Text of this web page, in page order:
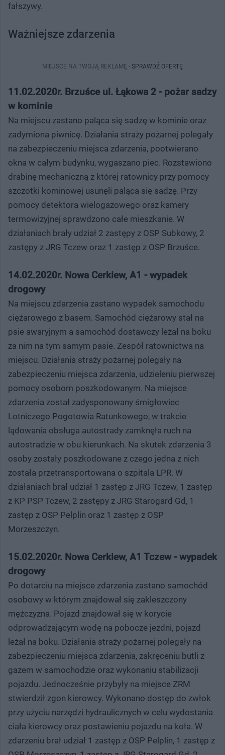
fałszywy.
Ważniejsze zdarzenia
MIEJSCE NA TWOJĄ REKLAMĘ - SPRAWDŹ OFERTĘ
11.02.2020r. Brzuśce ul. Łąkowa 2 - pożar sadzy
w kominie
Na miejscu zastano paląca się sadzę w kominie oraz
zadymiona piwnicę. Działania straży pożarnej polegały
na zabezpieczeniu miejsca zdarzenia, pootwierano
okna w całym budynku, wygaszano piec. Rozstawiono
drabinę mechaniczną z której ratownicy przy pomocy
szczotki kominowej usunęli paląca się sadzę. Przy
pomocy detektora wielogazowego oraz kamery
termowizyjnej sprawdzono całe mieszkanie. W
działaniach brały udział 2 zastępy z OSP Subkowy, 2
zastępy z JRG Tczew oraz 1 zastęp z OSP Brzuśce.
14.02.2020r. Nowa Cerkiew, A1 - wypadek
drogowy
Na miejscu zdarzenia zastano wypadek samochodu
ciężarowego z basem. Samochód ciężarowy stał na
psie awaryjnym a samochód dostawczy leżał na boku
za nim na tym samym pasie. Zespół ratownictwa na
miejscu. Działania straży pożarnej polegały na
zabezpieczeniu miejsca zdarzenia, udzieleniu pierwszej
pomocy osobom poszkodowanym. Na miejsce
zdarzenia został zadysponowany śmigłowiec
Lotniczego Pogotowia Ratunkowego, w trakcie
lądowania obsługa autostrady zamknęła ruch na
autostradzie w obu kierunkach. Na skutek zdarzenia 3
osoby zostały poszkodowane z czego jedna z nich
została przetransportowana o szpitala LPR. W
działaniach brał udział 1 zastęp z JRG Tczew, 1 zastęp
z KP PSP Tczew, 2 zastępy z JRG Starogard Gd, 1
zastęp z OSP Pelplin oraz 1 zastęp z OSP
Morzeszczyn.
15.02.2020r. Nowa Cerkiew, A1 Tczew - wypadek
drogowy
Po dotarciu na miejsce zdarzenia zastano samochód
osobowy w którym znajdował się zakleszczony
mężczyzna. Pojazd znajdował się w korycie
odprowadzającym wodę na pobocze jezdni, pojazd
leżał na boku. Działania straży pożarnej polegały na
zabezpieczeniu miejsca zdarzenia, zakręceniu butli z
gazem w samochodzie oraz wykonaniu stabilizacji
pojazdu. Jednocześnie przybyły na miejsce ZRM
stwierdził zgon kierowcy. Wykonano dostęp do zwłok
przy użyciu narzędzi hydraulicznych w celu wydostania
ciała kierowcy oraz postawieniu pojazdu na koła. W
zdarzeniu brał udział 1 zastęp z OSP Pelplin, 1 zastęp z